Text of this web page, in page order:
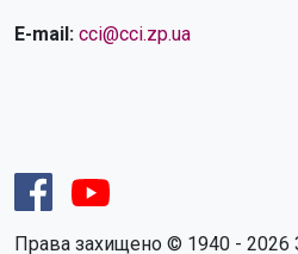
E-mail: cci@cci.zp.ua
Права захищено © 1940 - 2026